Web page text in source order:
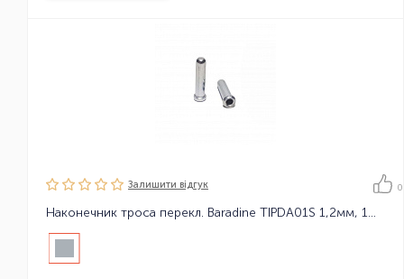
Залишити вiдгук 0
Наконечник троса перекл. Baradine TIPDA01S 1,2мм, 1шт/уп-600шт